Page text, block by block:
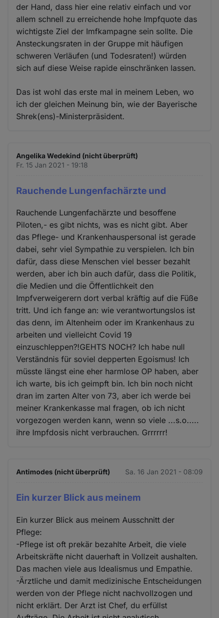
der Hand, dass hier eine relativ einfach und vor
allem schnell zu erreichende hohe Impfquote das
wichtigste Ziel der Imfkampagne sein sollte. Die
Ansteckungsraten in der Gruppe mit häufigen
schweren Verläufen (und Todesraten!) würden
sich auf diese Weise rapide einschränken lassen.
Das ist wohl das erste mal in meinem Leben, wo
ich der gleichen Meinung bin, wie der Bayerische
Shrek(ens)-Ministerpräsident.
Angelika Wedekind (nicht überprüft)
Fr. 15 Jan 2021 - 19:18
Rauchende Lungenfachärzte und
Rauchende Lungenfachärzte und besoffene
Piloten,- es gibt nichts, was es nicht gibt. Aber
das Pflege- und Krankenhauspersonal ist gerade
dabei, sehr viel Sympathie zu verspielen. Ich bin
dafür, dass diese Menschen viel besser bezahlt
werden, aber ich bin auch dafür, dass die Politik,
die Medien und die Öffentlichkeit den
Impfverweigerern dort verbal kräftig auf die Füße
tritt. Und ich fange an: wie verantwortungslos ist
das denn, im Altenheim oder im Krankenhaus zu
arbeiten und vielleicht Covid 19
einzuschleppen?!GEHTS NOCH? Ich habe null
Verständnis für soviel depperten Egoismus! Ich
müsste längst eine eher harmlose OP haben, aber
ich warte, bis ich geimpft bin. Ich bin noch nicht
dran im zarten Alter von 73, aber ich werde bei
meiner Krankenkasse mal fragen, ob ich nicht
vorgezogen werden kann, wenn so viele ...s.o.....
ihre Impfdosis nicht verbrauchen. Grrrrrr!
Antimodes (nicht überprüft) Sa. 16 Jan 2021 - 08:09
Ein kurzer Blick aus meinem
Ein kurzer Blick aus meinem Ausschnitt der
Pflege:
-Pflege ist oft prekär bezahlte Arbeit, die viele
Arbeitskräfte nicht dauerhaft in Vollzeit aushalten.
Das machen viele aus Idealismus und Empathie.
-Ärztliche und damit medizinische Entscheidungen
werden von der Pflege nicht nachvollzogen und
nicht erklärt. Der Arzt ist Chef, du erfüllst